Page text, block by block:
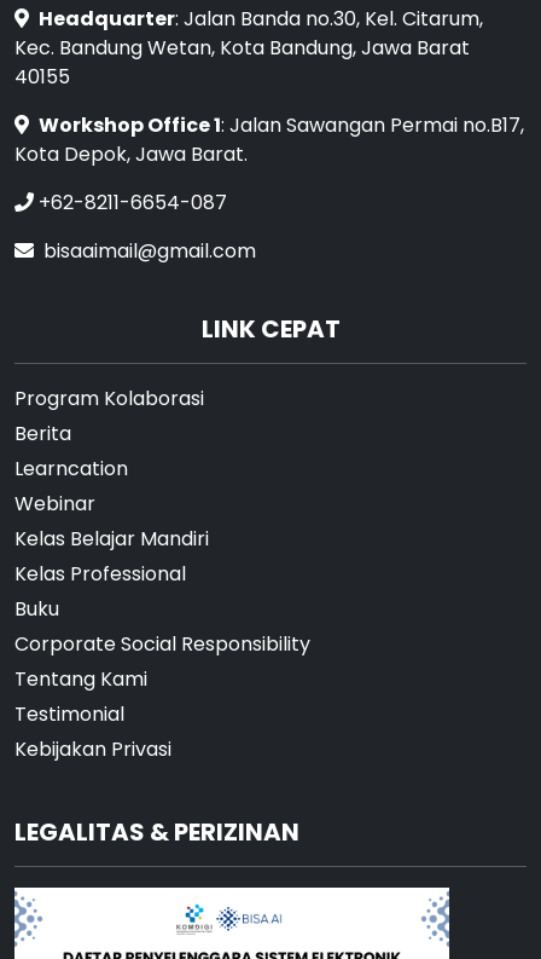
Headquarter: Jalan Banda no.30, Kel. Citarum,
Kec. Bandung Wetan, Kota Bandung, Jawa Barat
40155
Workshop Office 1: Jalan Sawangan Permai no.B17,
Kota Depok, Jawa Barat.
+62-8211-6654-087
bisaaimail@gmail.com
LINK CEPAT
Program Kolaborasi
Berita
Learncation
Webinar
Kelas Belajar Mandiri
Kelas Professional
Buku
Corporate Social Responsibility
Tentang Kami
Testimonial
Kebijakan Privasi
LEGALITAS & PERIZINAN